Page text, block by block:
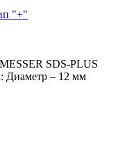
"+"
SDS-PLUS
Диаметр – 12 мм